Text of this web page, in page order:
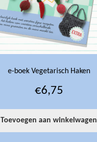
e-boek Vegetarisch Haken
€6,75
Toevoegen aan winkelwagen